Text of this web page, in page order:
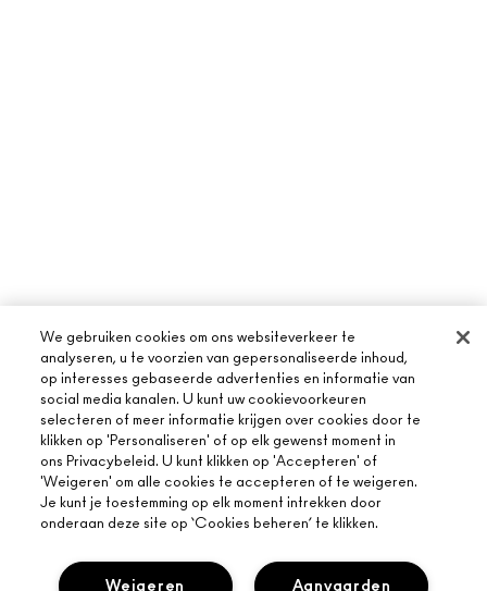
OVER MAC
ONS VERHAAL
ARTISTIEK
MAC VIVA GLAM
ONLINE SHOPPEN
MIJN ACCOUNT
HULP NODIG?
We gebruiken cookies om ons websiteverkeer te
analyseren, u te voorzien van gepersonaliseerde inhoud,
op interesses gebaseerde advertenties en informatie van
social media kanalen. U kunt uw cookievoorkeuren
selecteren of meer informatie krijgen over cookies door te
klikken op 'Personaliseren' of op elk gewenst moment in
ons Privacybeleid. U kunt klikken op 'Accepteren' of
'Weigeren' om alle cookies te accepteren of te weigeren.
Je kunt je toestemming op elk moment intrekken door
onderaan deze site op ‘Cookies beheren’ te klikken.
Aanvaarden
Weigeren